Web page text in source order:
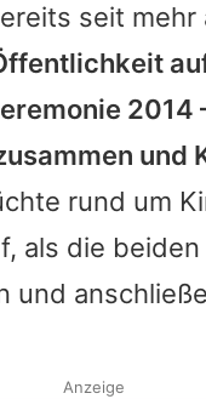
seit mehr
2014
und
rund um
als die
Anzeige